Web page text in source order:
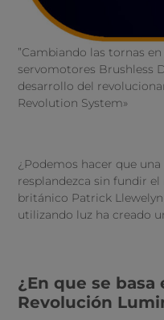
”Cambiando las tornas
servomotores Brushless
desarrollo del
Revolution System»
¿Podemos hacer que
resplandezca sin fundir
británico Patrick
utilizando luz ha creado
¿En que se basa
Revolución